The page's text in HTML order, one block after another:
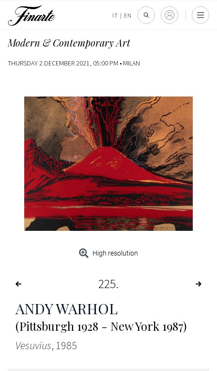
IT | EN
Modern & Contemporary Art
THURSDAY 2 DECEMBER 2021, 05:00 PM • MILAN
High resolution
225
ANDY WARHOL
(Pittsburgh 1928 - New York 1987)
Vesuvius, 1985